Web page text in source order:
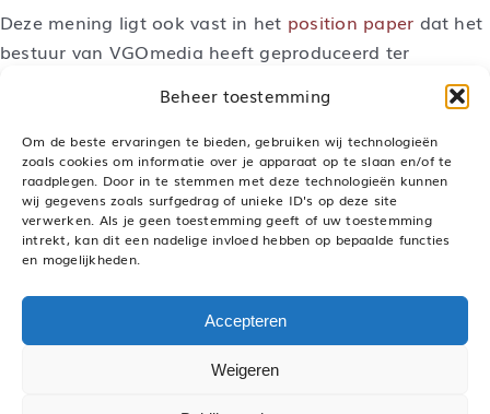
Beheer toestemming
Om de beste ervaringen te bieden, gebruiken wij technologieën
zoals cookies om informatie over je apparaat op te slaan en/of te
raadplegen. Door in te stemmen met deze technologieën kunnen
wij gegevens zoals surfgedrag of unieke ID's op deze site
verwerken. Als je geen toestemming geeft of uw toestemming
intrekt, kan dit een nadelige invloed hebben op bepaalde functies
en mogelijkheden.
Accepteren
Weigeren
Deze mening ligt ook vast in het position paper dat het
bestuur van VGOmedia heeft geproduceerd ter
voorbereiding van de gesprekken met sociale partners.
Deel dit bericht, kies je platform!
LinkedInWhatsApp
Pinterest
E-
mail
2026 VGOmedia – Alle rechten voorbehouden